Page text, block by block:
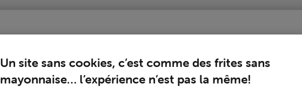
Un site sans cookies, c’est comme des frites sans
mayonnaise… l’expérience n’est pas la même!